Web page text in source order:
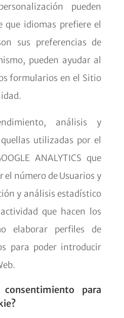
pueden
que idiomas prefiere el
sus preferencias de
pueden ayudar al
formularios en el Sitio
análisis y
utilizadas por el
ANALYTICS que
número de Usuarios y
y análisis estadístico
que hacen los
elaborar perfiles de
para poder introducir
para